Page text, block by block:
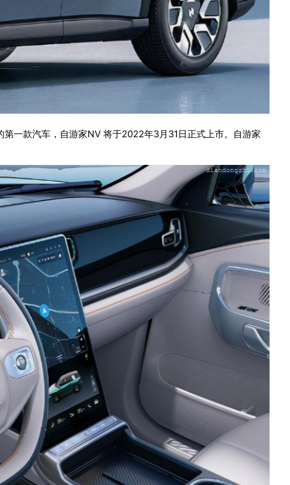
一款汽车，自游家NV 将于2022年3月31日正式上市。自游家